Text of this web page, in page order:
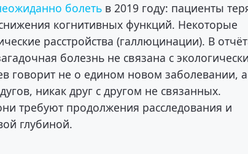
болеть в 2019 году: пациенты
когнитивных функций. Некоторые
расстройства (галлюцинации). В
болезнь не связана с
говорит не о едином новом заболевании,
никак друг с другом не связанных.
требуют продолжения расследования и
глубиной.